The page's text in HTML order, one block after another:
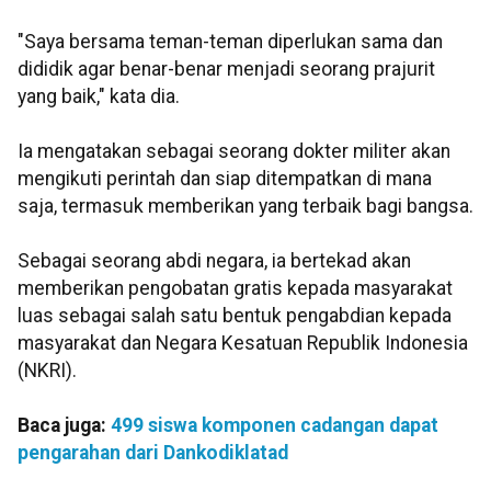
"Saya bersama teman-teman diperlukan sama dan
dididik agar benar-benar menjadi seorang prajurit
yang baik," kata dia.
Ia mengatakan sebagai seorang dokter militer akan
mengikuti perintah dan siap ditempatkan di mana
saja, termasuk memberikan yang terbaik bagi bangsa.
Sebagai seorang abdi negara, ia bertekad akan
memberikan pengobatan gratis kepada masyarakat
luas sebagai salah satu bentuk pengabdian kepada
masyarakat dan Negara Kesatuan Republik Indonesia
(NKRI).
Baca juga: 499 siswa komponen cadangan dapat
pengarahan dari Dankodiklatad